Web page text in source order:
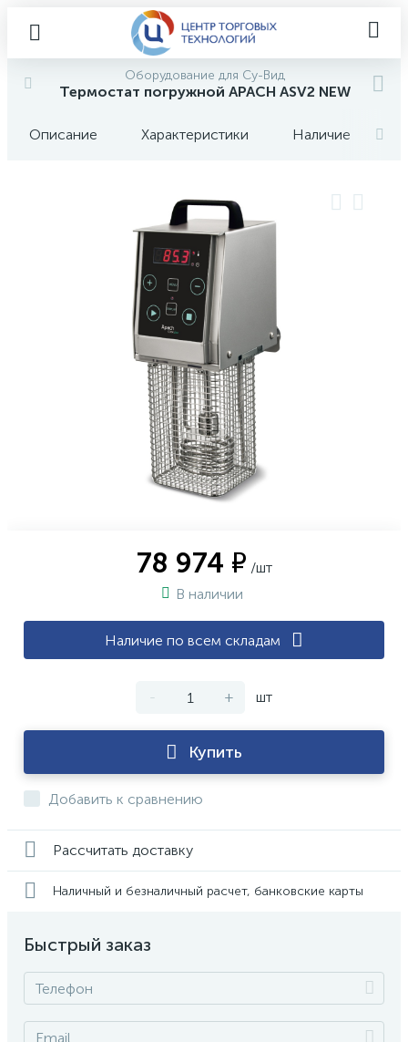
Оборудование для Су-Вид
Термостат погружной APACH ASV2 NEW
Описание Характеристики Наличие
78 974 ₽ /шт
В наличии
Наличие по всем складам
- + шт
Купить
Добавить к сравнению
Рассчитать доставку
Наличный и безналичный расчет, банковские карты
Быстрый заказ